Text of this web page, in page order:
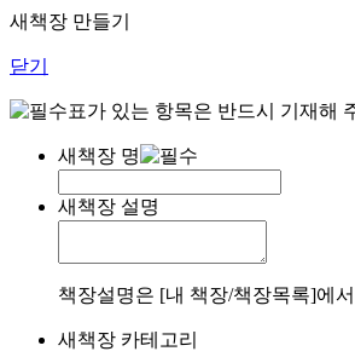
새책장 만들기
닫기
표가 있는 항목은 반드시 기재해
새책장 명
새책장 설명
책장설명은 [내 책장/책장목록]에
새책장 카테고리